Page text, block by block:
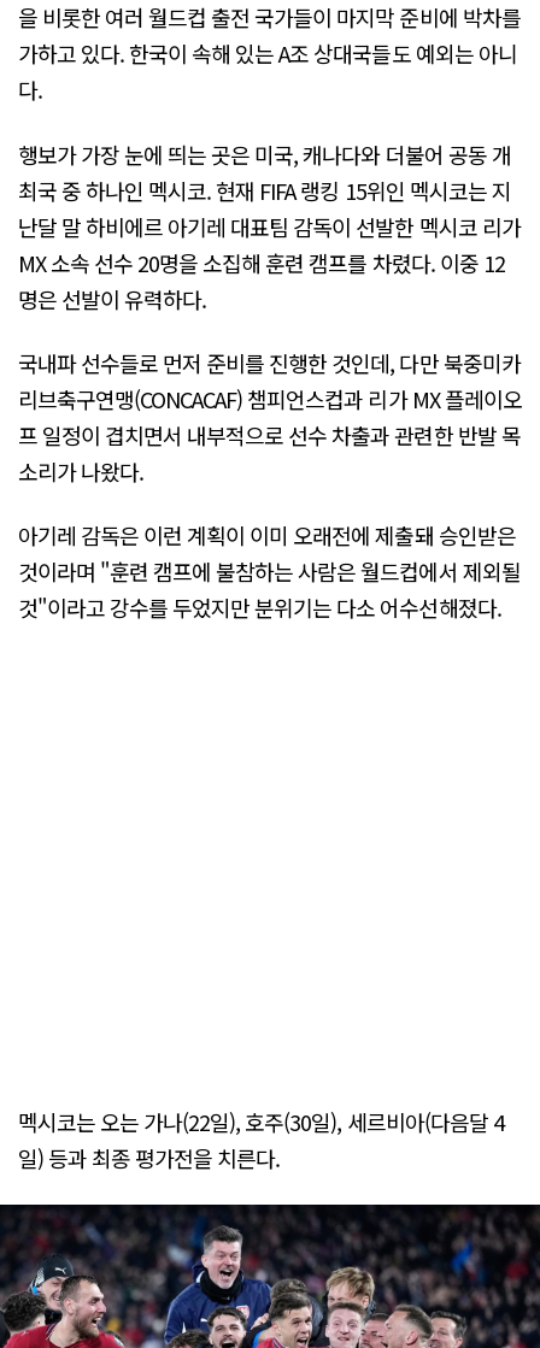
을 비롯한 여러 월드컵 출전 국가들이 마지막 준비에 박차를
가하고 있다. 한국이 속해 있는 A조 상대국들도 예외는 아니
다.
행보가 가장 눈에 띄는 곳은 미국, 캐나다와 더불어 공동 개
최국 중 하나인 멕시코. 현재 FIFA 랭킹 15위인 멕시코는 지
난달 말 하비에르 아기레 대표팀 감독이 선발한 멕시코 리가
MX 소속 선수 20명을 소집해 훈련 캠프를 차렸다. 이중 12
명은 선발이 유력하다.
국내파 선수들로 먼저 준비를 진행한 것인데, 다만 북중미카
리브축구연맹(CONCACAF) 챔피언스컵과 리가 MX 플레이오
프 일정이 겹치면서 내부적으로 선수 차출과 관련한 반발 목
소리가 나왔다.
아기레 감독은 이런 계획이 이미 오래전에 제출돼 승인받은
것이라며 "훈련 캠프에 불참하는 사람은 월드컵에서 제외될
것"이라고 강수를 두었지만 분위기는 다소 어수선해졌다.
멕시코는 오는 가나(22일), 호주(30일), 세르비아(다음달 4
일) 등과 최종 평가전을 치른다.